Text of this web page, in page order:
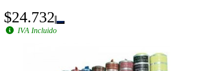
$24.732
IVA Incluido